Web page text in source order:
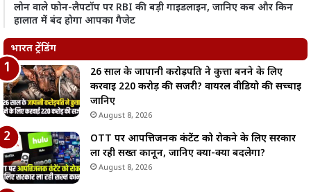
लोन वाले फोन-लैपटॉप पर RBI की बड़ी गाइडलाइन, जानिए कब और किन
हालात में बंद होगा आपका गैजेट
भारत ट्रेंडिंग
26 साल के जापानी करोड़पति ने कुत्ता बनने के लिए
करवाई 220 करोड़ की सर्जरी? वायरल वीडियो की सच्चाई
जानिए
August 8, 2026
OTT पर आपत्तिजनक कंटेंट को रोकने के लिए सरकार
ला रही सख्त कानून, जानिए क्या-क्या बदलेगा?
August 8, 2026